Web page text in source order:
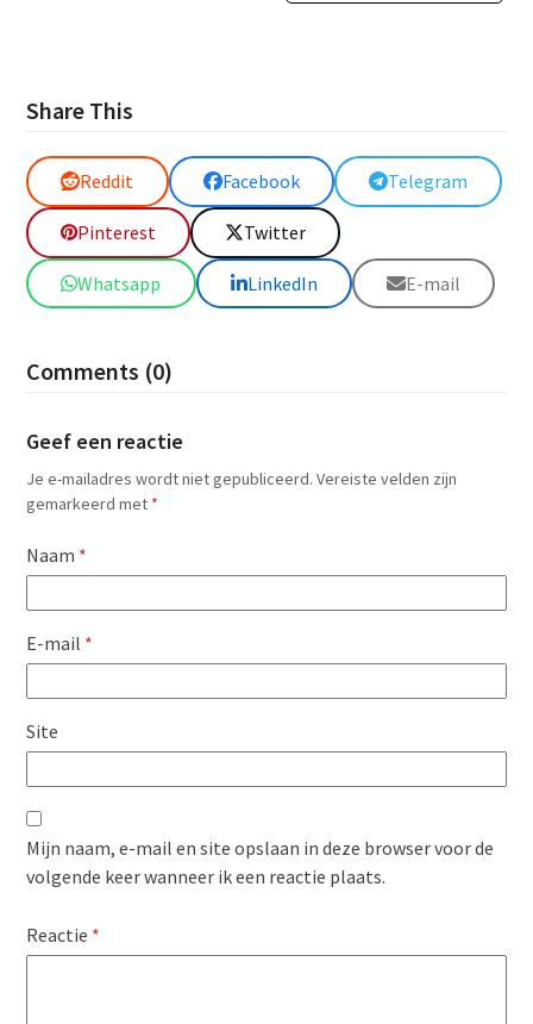
Share This
Reddit Facebook Telegram
Pinterest Twitter
Whatsapp LinkedIn E-mail
Comments (0)
Geef een reactie
Je e-mailadres wordt niet gepubliceerd. Vereiste velden zijn
gemarkeerd met *
Naam *
E-mail *
Site
Mijn naam, e-mail en site opslaan in deze browser voor de
volgende keer wanneer ik een reactie plaats.
Reactie *